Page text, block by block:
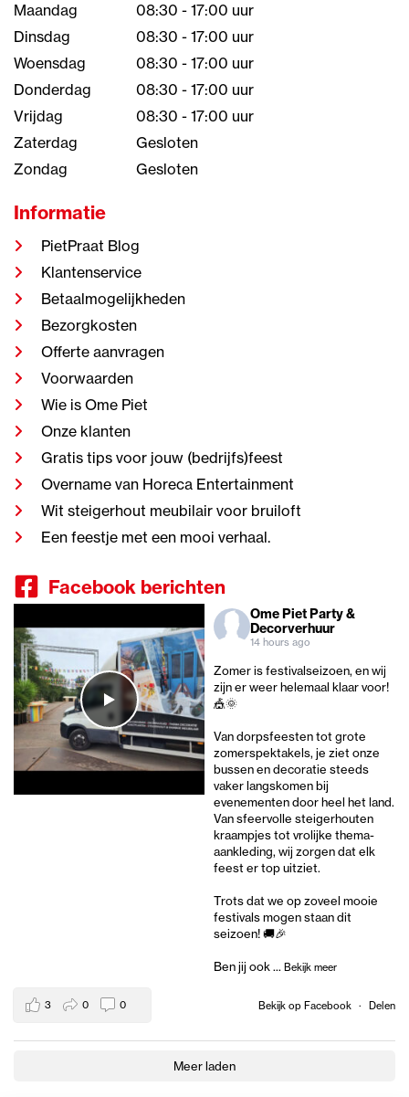
Maandag
08:30 - 17:00 uur
Dinsdag
08:30 - 17:00 uur
Woensdag
08:30 - 17:00 uur
Donderdag
08:30 - 17:00 uur
Vrijdag
08:30 - 17:00 uur
Zaterdag
Gesloten
Zondag
Gesloten
Informatie
PietPraat Blog
Klantenservice
Betaalmogelijkheden
Bezorgkosten
Offerte aanvragen
Voorwaarden
Wie is Ome Piet
Onze klanten
Gratis tips voor jouw (bedrijfs)feest
Overname van Horeca Entertainment
Wit steigerhout meubilair voor bruiloft
Een feestje met een mooi verhaal.
Facebook berichten
Ome Piet Party &
Decorverhuur
14 hours ago
Zomer is festivalseizoen, en wij
zijn er weer helemaal klaar voor!
🎪🌞
Van dorpsfeesten tot grote
zomerspektakels, je ziet onze
bussen en decoratie steeds
vaker langskomen bij
evenementen door heel het land.
Van sfeervolle steigerhouten
kraampjes tot vrolijke thema-
aankleding, wij zorgen dat elk
feest er top uitziet.
Trots dat we op zoveel mooie
festivals mogen staan dit
seizoen! 🚚🎉
Ben jij ook... Bekijk meer
Bekijk op Facebook · Delen
3 0 0
Meer laden